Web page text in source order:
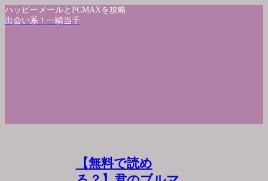
ハッピーメールとPCMAXを攻略
出会い系！一騎当千
【無料で読め